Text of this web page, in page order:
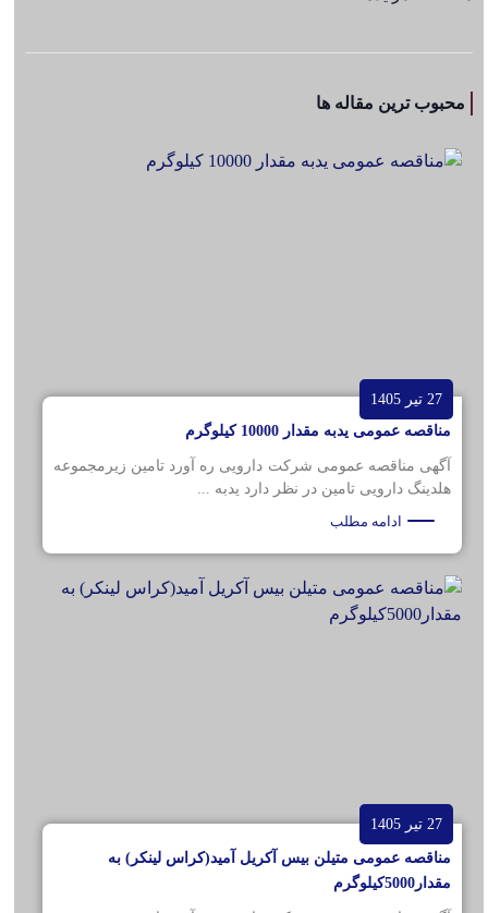
محبوب ترین مقاله ها
27 تیر 1405
مناقصه عمومی یدبه مقدار 10000 کیلوگرم
آگهی مناقصه عمومی شرکت دارویی ره آورد تامین زیرمجموعه
هلدینگ دارویی تامین در نظر دارد یدبه ...
ادامه مطلب
27 تیر 1405
مناقصه عمومی متیلن بیس آکریل آمید(کراس لینکر) به
مقدار5000کیلوگرم